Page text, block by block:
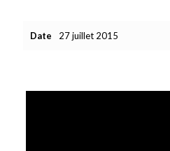
Date 27 juillet 2015